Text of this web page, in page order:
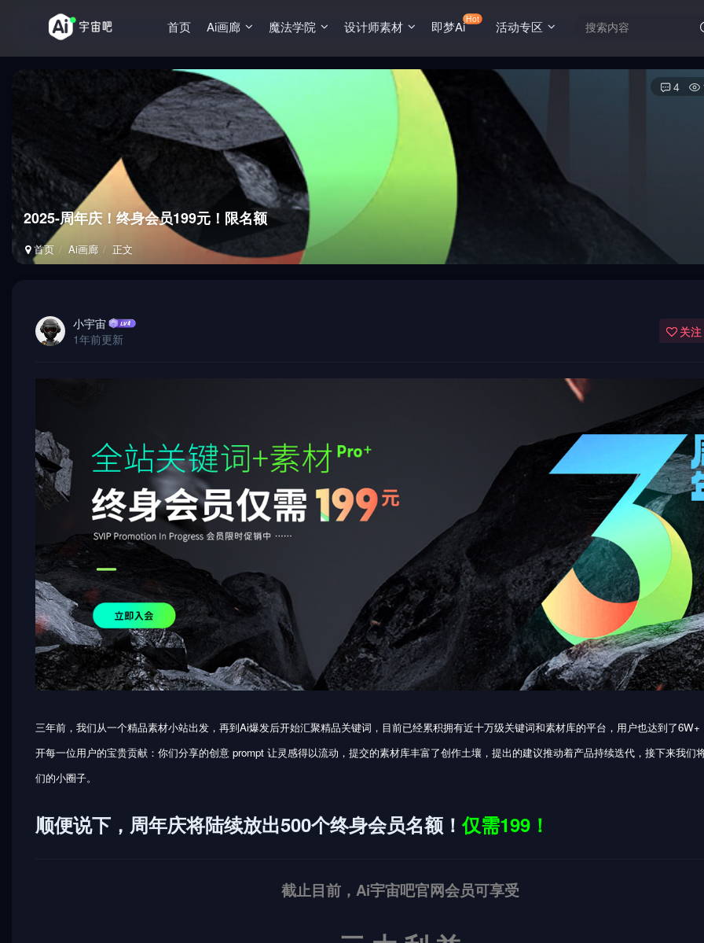
首页 Ai画廊 魔法学院 设计师素材 即梦AiHot 活动专区
2025-周年庆！终身会员199元！限名额
首页 Ai画廊 正文
4
小宇宙
1年前更新
关注
三年前，我们从一个精品素材小站出发，再到Ai爆发后开始汇聚精品关键词，目前已经累积拥有近十万级关键词和素材库的平台，用户也达到了6W+
开每一位用户的宝贵贡献：你们分享的创意 prompt 让灵感得以流动，提交的素材库丰富了创作土壤，提出的建议推动着产品持续迭代，接下来我们
们的小圈子。
顺便说下，周年庆将陆续放出500个终身会员名额！仅需199！
截止目前，Ai宇宙吧官网会员可享受